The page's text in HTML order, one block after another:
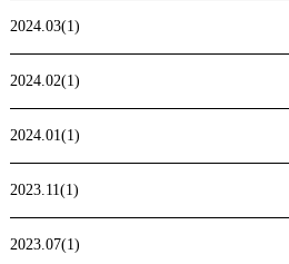
2024.03(1)
2024.02(1)
2024.01(1)
2023.11(1)
2023.07(1)